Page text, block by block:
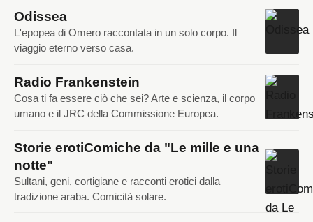
Odissea
L'epopea di Omero raccontata in un solo corpo. Il
viaggio eterno verso casa.
Radio Frankenstein
Cosa ti fa essere ciò che sei? Arte e scienza, il corpo
umano e il JRC della Commissione Europea.
Storie erotiComiche da "Le mille e una
notte"
Sultani, geni, cortigiane e racconti erotici dalla
tradizione araba. Comicità solare.